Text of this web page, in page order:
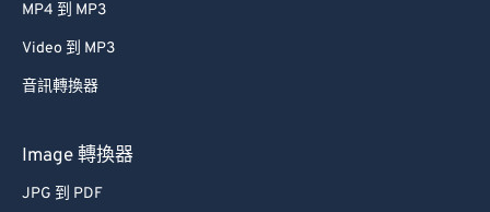
MP4 到 MP3
Video 到 MP3
音訊轉換器
Image 轉換器
JPG 到 PDF